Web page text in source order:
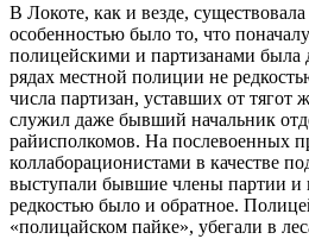
В Локоте, как и везде,
особенностью было то, что
полицейскими и партизанами была
рядах местной полиции не
числа партизан, уставших от тягот
служил даже бывший начальник
райисполкомов. На послевоенных
коллаборационистами в качестве
выступали бывшие члены партии
редкостью было и обратное.
«полицайском пайке», убегали в